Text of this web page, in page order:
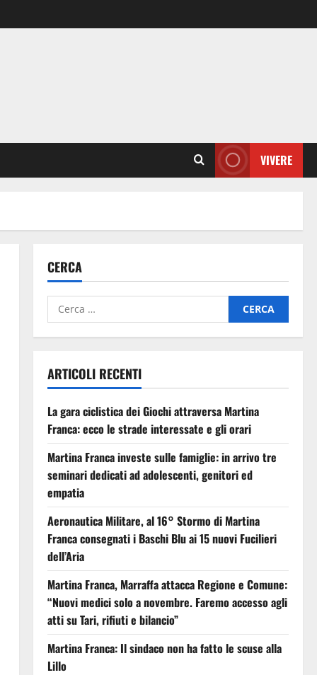
VIVERE
CERCA
ARTICOLI RECENTI
La gara ciclistica dei Giochi attraversa Martina
Franca: ecco le strade interessate e gli orari
Martina Franca investe sulle famiglie: in arrivo tre
seminari dedicati ad adolescenti, genitori ed
empatia
Aeronautica Militare, al 16° Stormo di Martina
Franca consegnati i Baschi Blu ai 15 nuovi Fucilieri
dell’Aria
Martina Franca, Marraffa attacca Regione e Comune:
“Nuovi medici solo a novembre. Faremo accesso agli
atti su Tari, rifiuti e bilancio”
Martina Franca: Il sindaco non ha fatto le scuse alla
Lillo